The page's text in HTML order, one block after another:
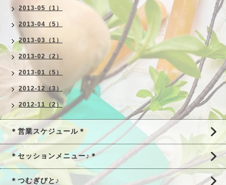
2013-05（1）
2013-04（5）
2013-03（1）
2013-02（2）
2013-01（5）
2012-12（3）
2012-11（2）
＊営業スケジュール＊
＊セッションメニュー♪＊
＊つむぎびと♪